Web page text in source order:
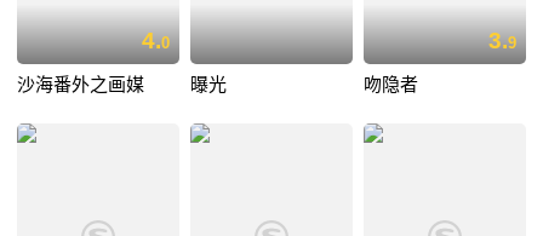
4.0
沙海番外之画媒 曝光
3.9
吻隐者